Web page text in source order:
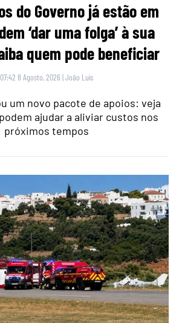
do Governo já estão em
‘dar uma folga’ à sua
quem pode beneficiar
07:42 8 Agosto, 2026 |João Luís
um novo pacote de apoios: veja
ajudar a aliviar custos nos
próximos tempos